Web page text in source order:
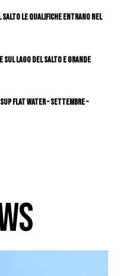
Salto le qualifiche entrano nel
sul Lago del Salto e grande
SUP Flat Water – SETTEMBRE –